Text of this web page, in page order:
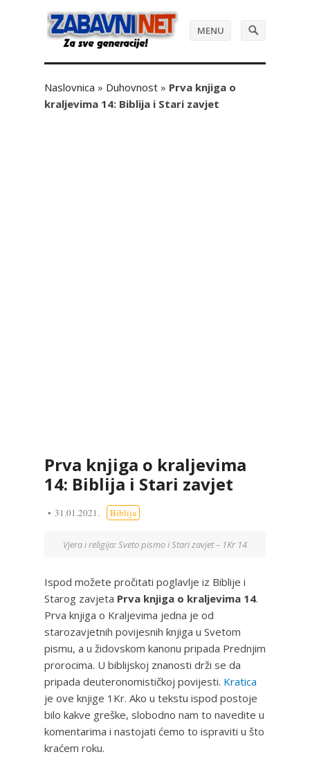
MENU
Naslovnica » Duhovnost » Prva knjiga o
kraljevima 14: Biblija i Stari zavjet
Prva knjiga o kraljevima
14: Biblija i Stari zavjet
31.01.2021. Biblija
Vjera i religija: Sveto pismo i Stari zavjet – 1Kr 14
Ispod možete pročitati poglavlje iz Biblije i
Starog zavjeta Prva knjiga o kraljevima 14.
Prva knjiga o Kraljevima jedna je od
starozavjetnih povijesnih knjiga u Svetom
pismu, a u židovskom kanonu pripada Prednjim
prorocima. U biblijskoj znanosti drži se da
pripada deuteronomističkoj povijesti. Kratica
je ove knjige 1Kr. Ako u tekstu ispod postoje
bilo kakve greške, slobodno nam to navedite u
komentarima i nastojati ćemo to ispraviti u što
kraćem roku.